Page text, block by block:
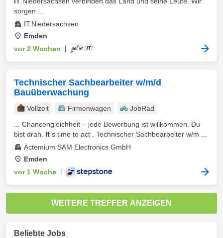
sorgen ...
IT.Niedersachsen
Emden
vor 2 Wochen
Technischer Sachbearbeiter w/m/d
Bauüberwachung
Vollzeit Firmenwagen
JobRad
... Chancengleichheit – jede Bewerbung ist willkommen. Du
bist dran. It s time to act . Technischer Sachbearbeiter w/m ...
Actemium SAM Electronics GmbH
Emden
vor 1 Woche
WEITERE TREFFER ANZEIGEN
Beliebte Jobs